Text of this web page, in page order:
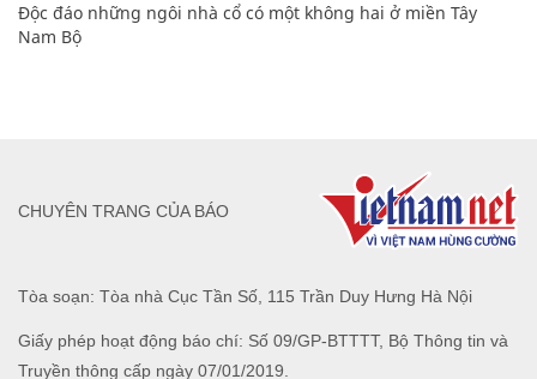
Độc đáo những ngôi nhà cổ có một không hai ở miền Tây
Nam Bộ
Tòa soạn: Tòa nhà Cục Tần Số, 115 Trần Duy Hưng Hà Nội
Giấy phép hoạt động báo chí: Số 09/GP-BTTTT, Bộ Thông tin và
Truyền thông cấp ngày 07/01/2019.
CHUYÊN TRANG CỦA BÁO